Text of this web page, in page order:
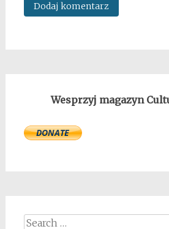
Wesprzyj magazyn
Search